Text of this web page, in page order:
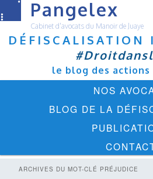
Pangelex
Cabinet d'avocats du Manoir de Juaye
DÉFISCALISATION
le blog des
NOS
BLOG DE LA
ARCHIVES DU MOT-CLÉ PRÉJUDICE